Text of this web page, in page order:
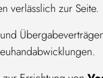
verlässlich zur Seite.